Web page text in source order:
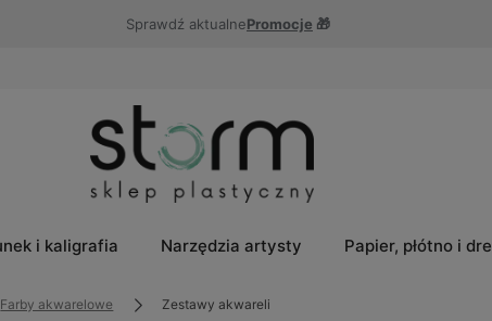
Sprawdź aktualnePromocje 🎁
i kaligrafia Narzędzia artysty Papier, płótno i
Farby akwarelowe Zestawy akwareli